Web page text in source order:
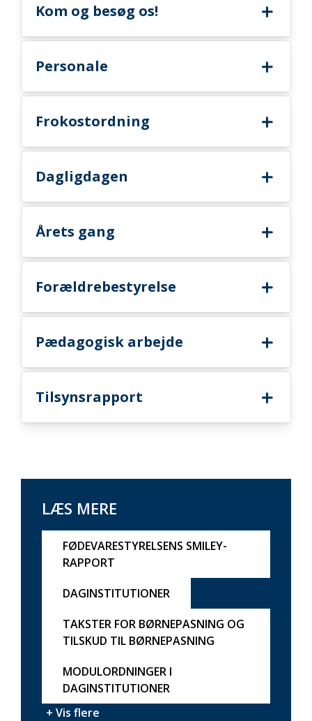
Kom og besøg os!
Personale
Frokostordning
Dagligdagen
Årets gang
Forældrebestyrelse
Pædagogisk arbejde
Tilsynsrapport
LÆS MERE
FØDEVARESTYRELSENS SMILEY-
RAPPORT
DAGINSTITUTIONER
TAKSTER FOR BØRNEPASNING OG
TILSKUD TIL BØRNEPASNING
MODULORDNINGER I
DAGINSTITUTIONER
+ Vis flere